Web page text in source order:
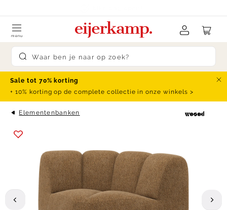
Submit search
menu
Sale tot 70% korting
+ 10% korting op de complete collectie in onze winkels >
Elementenbanken